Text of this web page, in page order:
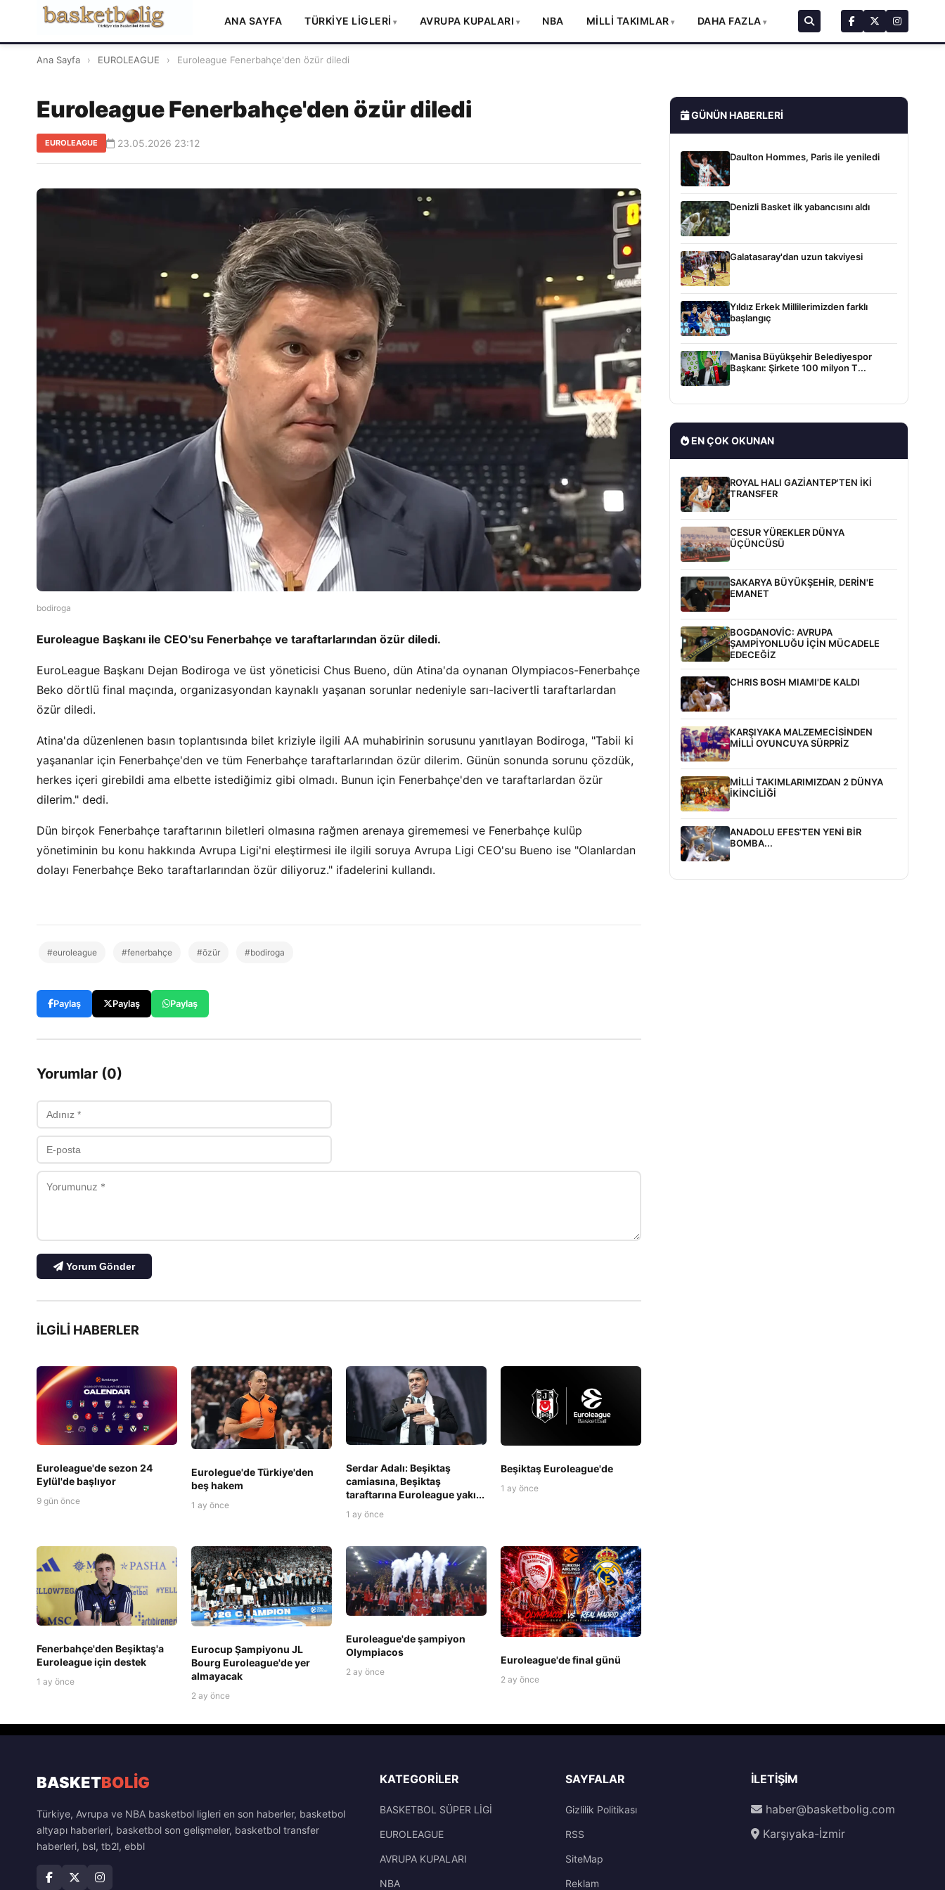
ANA SAYFA TÜRKİYE LİGLERİ AVRUPA KUPALARI NBA MİLLİ TAKIMLAR DAHA FAZLA
Ana Sayfa › EUROLEAGUE › Euroleague Fenerbahçe'den özür diledi
Euroleague Fenerbahçe'den özür diledi
EUROLEAGUE 23.05.2026 23:12
bodiroga
Euroleague Başkanı ile CEO'su Fenerbahçe ve taraftarlarından özür diledi.
EuroLeague Başkanı Dejan Bodiroga ve üst yöneticisi Chus Bueno, dün Atina'da oynanan Olympiacos-Fenerbahçe
Beko dörtlü final maçında, organizasyondan kaynaklı yaşanan sorunlar nedeniyle sarı-lacivertli taraftarlardan
özür diledi.
Atina'da düzenlenen basın toplantısında bilet kriziyle ilgili AA muhabirinin sorusunu yanıtlayan Bodiroga, "Tabii ki
yaşananlar için Fenerbahçe'den ve tüm Fenerbahçe taraftarlarından özür dilerim. Günün sonunda sorunu çözdük,
herkes içeri girebildi ama elbette istediğimiz gibi olmadı. Bunun için Fenerbahçe'den ve taraftarlardan özür
dilerim." dedi.
Dün birçok Fenerbahçe taraftarının biletleri olmasına rağmen arenaya girememesi ve Fenerbahçe kulüp
yönetiminin bu konu hakkında Avrupa Ligi'ni eleştirmesi ile ilgili soruya Avrupa Ligi CEO'su Bueno ise "Olanlardan
dolayı Fenerbahçe Beko taraftarlarından özür diliyoruz." ifadelerini kullandı.
#euroleague #fenerbahçe #özür #bodiroga
Paylaş Paylaş Paylaş
Yorumlar (0)
Yorum Gönder
İLGILI HABERLER
Euroleague'de sezon 24
Eylül'de başlıyor
9 gün önce
Eurolegue'de Türkiye'den
beş hakem
1 ay önce
Serdar Adalı: Beşiktaş
camiasına, Beşiktaş
taraftarına Euroleague yakı...
1 ay önce
Beşiktaş Euroleague'de
1 ay önce
Fenerbahçe'den Beşiktaş'a
Euroleague için destek
1 ay önce
Eurocup Şampiyonu JL
Bourg Euroleague'de yer
almayacak
2 ay önce
Euroleague'de şampiyon
Olympiacos
2 ay önce
Euroleague'de final günü
2 ay önce
GÜNÜN HABERLERI
Daulton Hommes, Paris ile yeniledi
Denizli Basket ilk yabancısını aldı
Galatasaray'dan uzun takviyesi
Yıldız Erkek Millilerimizden farklı
başlangıç
Manisa Büyükşehir Belediyespor
Başkanı: Şirkete 100 milyon T...
EN ÇOK OKUNAN
ROYAL HALI GAZİANTEP'TEN İKİ
TRANSFER
CESUR YÜREKLER DÜNYA
ÜÇÜNCÜSÜ
SAKARYA BÜYÜKŞEHİR, DERİN'E
EMANET
BOGDANOVİC: AVRUPA
ŞAMPİYONLUĞU İÇİN MÜCADELE
EDECEĞİZ
CHRIS BOSH MIAMI'DE KALDI
KARŞIYAKA MALZEMECİSİNDEN
MİLLİ OYUNCUYA SÜRPRİZ
MİLLİ TAKIMLARIMIZDAN 2 DÜNYA
İKİNCİLİĞİ
ANADOLU EFES'TEN YENİ BİR
BOMBA...
BASKETBOLİG
Türkiye, Avrupa ve NBA basketbol ligleri en son haberler, basketbol
altyapı haberleri, basketbol son gelişmeler, basketbol transfer
haberleri, bsl, tb2l, ebbl
KATEGORILER
BASKETBOL SÜPER LİGİ
EUROLEAGUE
AVRUPA KUPALARI
NBA
SAYFALAR
Gizlilik Politikası
RSS
SiteMap
Reklam
İLETIŞIM
haber@basketbolig.com
Karşıyaka-İzmir